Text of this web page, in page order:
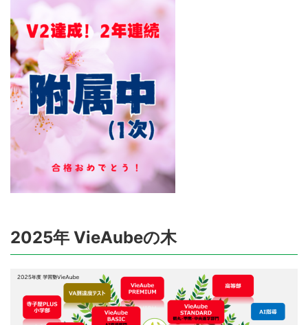
2025年 VieAubeの木